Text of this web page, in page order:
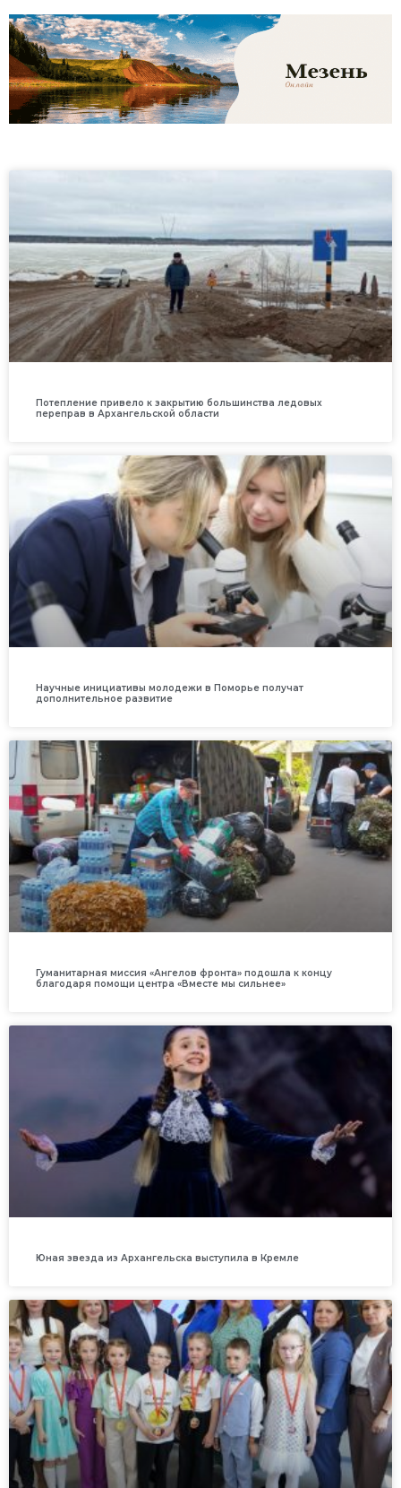
Потепление привело к закрытию большинства ледовых
переправ в Архангельской области
Научные инициативы молодежи в Поморье получат
дополнительное развитие
Гуманитарная миссия «Ангелов фронта» подошла к концу
благодаря помощи центра «Вместе мы сильнее»
Юная звезда из Архангельска выступила в Кремле